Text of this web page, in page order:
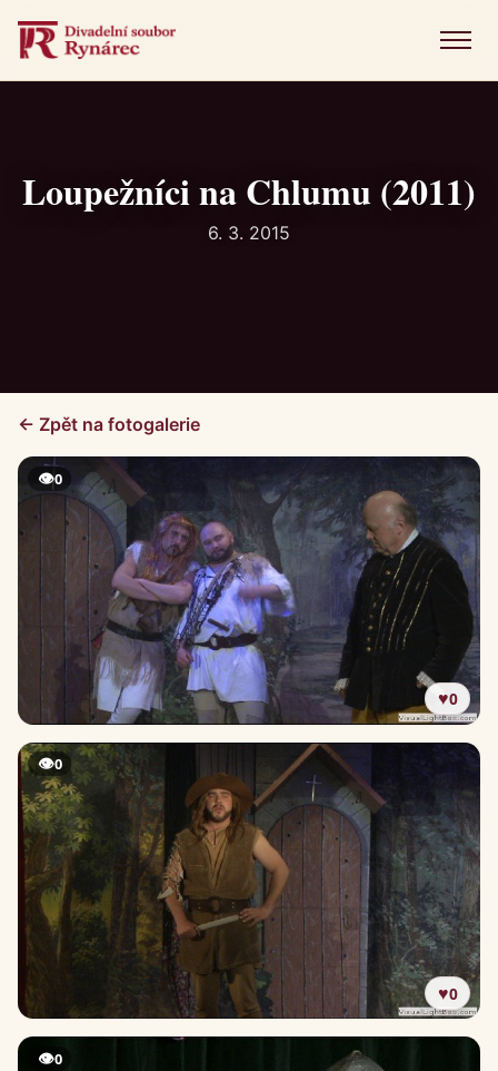
Kniha návštěv
Loupežníci na Chlumu (2011)
6. 3. 2015
← Zpět na fotogalerie
👁0
♥0
👁0
♥0
👁0